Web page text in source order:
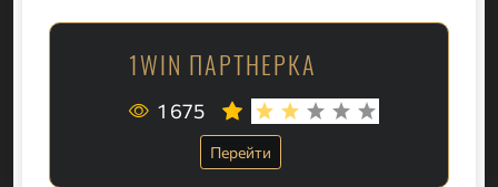
1WIN ПАРТНЕРКА
1 675
Перейти